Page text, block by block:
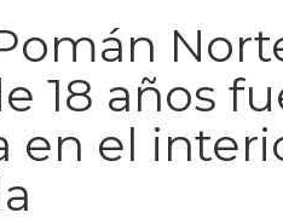
18 años
en el